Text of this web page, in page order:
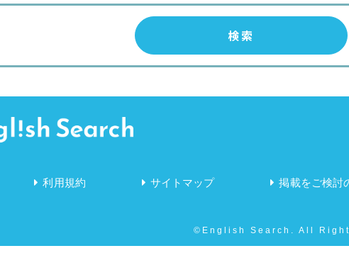
利用規約 サイトマップ 掲載をご検討
©English Search. All